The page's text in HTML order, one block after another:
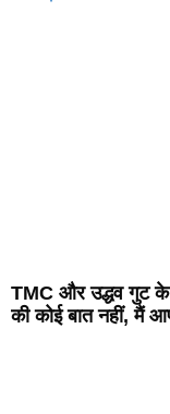
TMC और उद्धव गुट के
की कोई बात नहीं, मैं